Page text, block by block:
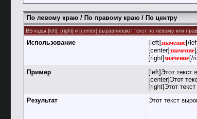
По левому краю / По правому краю / По центру
BB коды [left], [right] и [center] выравнивают текст по левому или
Использование [left]значение[/
[center]значение
[right]значение[/
Пример
[left]Этот текст
[center]Этот
[right]Этот
Результат
Этот текст